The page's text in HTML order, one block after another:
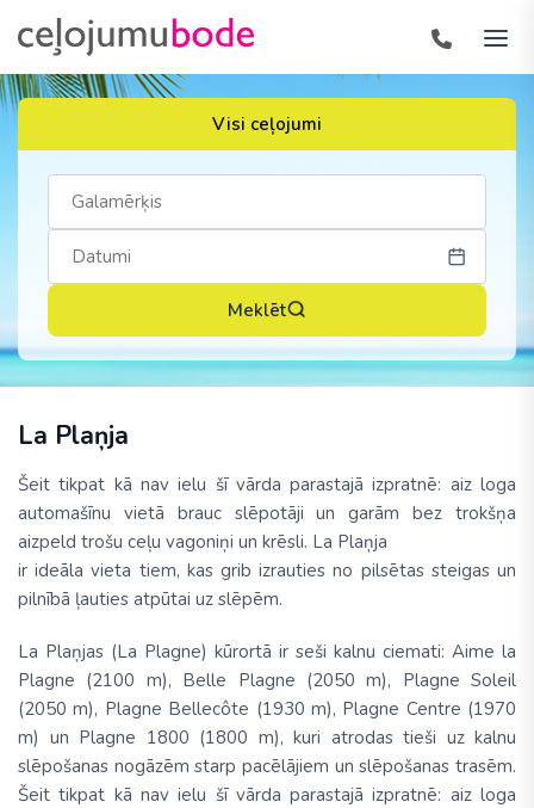
Visi ceļojumi
Meklēt
La Plaņja
Šeit tikpat kā nav ielu šī vārda parastajā izpratnē: aiz loga
automašīnu vietā brauc slēpotāji un garām bez trokšņa
aizpeld trošu ceļu vagoniņi un krēsli. La Plaņja
ir ideāla vieta tiem, kas grib izrauties no pilsētas steigas un
pilnībā ļauties atpūtai uz slēpēm.
La Plaņjas (La Plagne) kūrortā ir seši kalnu ciemati: Aime la
Plagne (2100 m), Belle Plagne (2050 m), Plagne Soleil
(2050 m), Plagne Bellecôte (1930 m), Plagne Centre (1970
m) un Plagne 1800 (1800 m), kuri atrodas tieši uz kalnu
slēpošanas nogāzēm starp pacēlājiem un slēpošanas trasēm.
Šeit tikpat kā nav ielu šī vārda parastajā izpratnē: aiz loga